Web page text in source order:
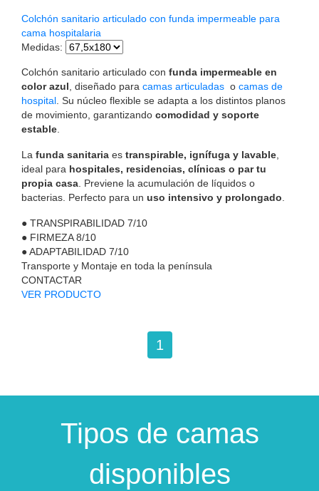
Colchón sanitario articulado con funda impermeable para
cama hospitalaria
Medidas:
Colchón sanitario articulado con funda impermeable en
color azul , diseñado para camas articuladas o camas de
hospital . Su núcleo flexible se adapta a los distintos planos
de movimiento, garantizando comodidad y soporte
estable
La funda sanitaria es transpirable, ignífuga y lavable
ideal para hospitales, residencias, clínicas o par tu
propia casa . Previene la acumulación de líquidos o
bacterias. Perfecto para un uso intensivo y prolongado
● TRANSPIRABILIDAD 7/10
● FIRMEZA 8/10
●ADAPTABILIDAD 7/10
Transporte y Montaje en toda la península
CONTACTAR
VER PRODUCTO
1
Tipos de camas
disponibles